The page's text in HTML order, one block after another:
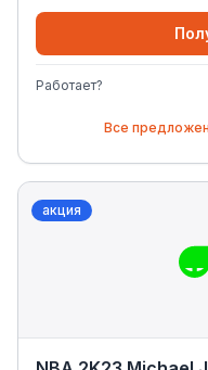
Работает?
Все
акция